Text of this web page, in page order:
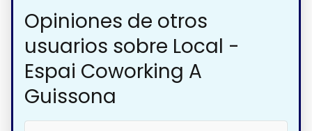
Opiniones de otros
usuarios sobre Local -
Espai Coworking A
Guissona